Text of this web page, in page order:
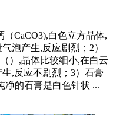
CaCO3),白色立方晶体,
泡产生,反应剧烈；2）
）,晶体比较细小,在白云
,反应不剧烈；3）石膏
净的石膏是白色针状 ...